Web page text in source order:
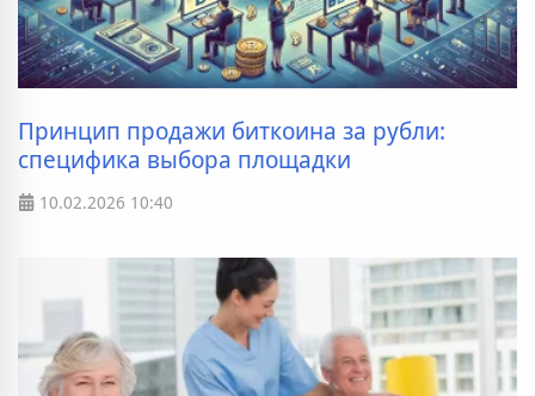
Принцип продажи биткоина за рубли:
специфика выбора площадки
10.02.2026 10:40